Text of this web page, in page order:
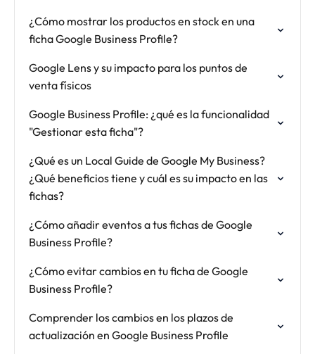
¿Cómo mostrar los productos en stock en una
ficha Google Business Profile?
Google Lens y su impacto para los puntos de
venta físicos
Google Business Profile: ¿qué es la funcionalidad
"Gestionar esta ficha"?
¿Qué es un Local Guide de Google My Business?
¿Qué beneficios tiene y cuál es su impacto en las
fichas?
¿Cómo añadir eventos a tus fichas de Google
Business Profile?
¿Cómo evitar cambios en tu ficha de Google
Business Profile?
Comprender los cambios en los plazos de
actualización en Google Business Profile